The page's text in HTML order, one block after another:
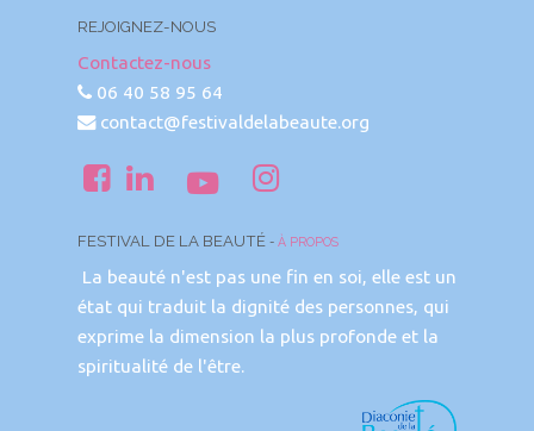
REJOIGNEZ-NOUS
Contactez-nous
06 40 58 95 64
contact@festivaldelabeaute.org
FESTIVAL DE LA BEAUTÉ - À PROPOS
La beauté n'est pas une fin en soi, elle est un
état qui traduit la dignité des personnes, qui
exprime la dimension la plus profonde et la
spiritualité de l'être.